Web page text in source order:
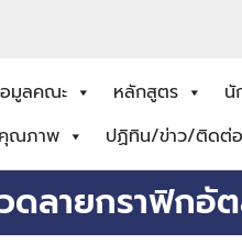
มูลคณะ หลักสูตร นั
ณภาพ
ปฏิทิน/ข่าว/ติดต่อ
ดลายกราฟิก